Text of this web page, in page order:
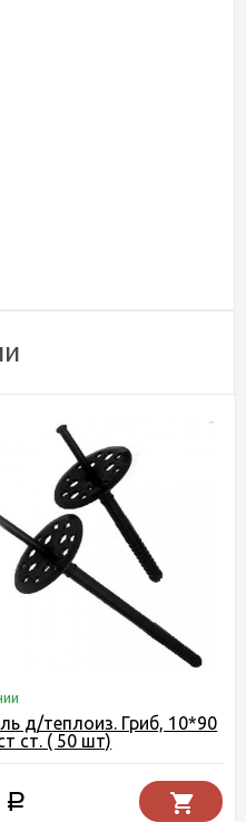
д/теплоиз. Гриб, 10*90
ст. ( 50 шт)
Р